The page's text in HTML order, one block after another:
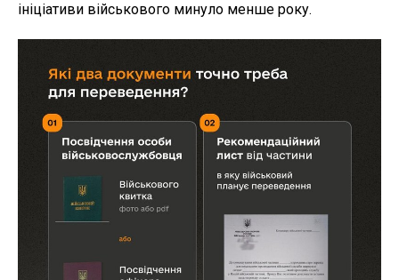
ініціативи військового минуло менше року.